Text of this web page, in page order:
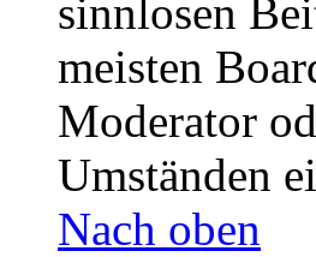
sinnlosen
meisten
Moderator
Umständen
Nach oben